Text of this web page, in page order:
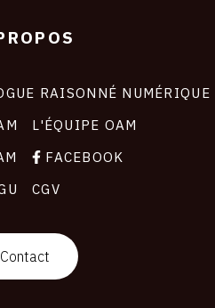
RAISONNÉ NUMÉRIQUE
L'ÉQUIPE OAM
FACEBOOK
CGV
Contact